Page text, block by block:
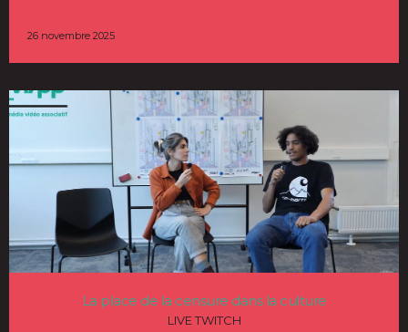
26 novembre 2025
La place de la censure dans la culture
LIVE TWITCH